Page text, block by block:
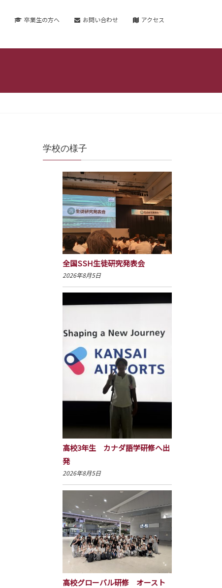
卒業生の方へ お問い合わせ アクセス
学校の様子
全国SSH生徒研究発表会
2026年8月5日
高校3年生 カナダ語学研修へ出
発
2026年8月5日
高校グローバル研修 オースト